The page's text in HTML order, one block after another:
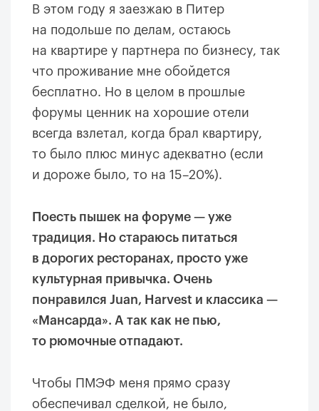
В этом году я заезжаю в Питер
на подольше по делам, остаюсь
на квартире у партнера по бизнесу, так
что проживание мне обойдется
бесплатно. Но в целом в прошлые
форумы ценник на хорошие отели
всегда взлетал, когда брал квартиру,
то было плюс минус адекватно (если
и дороже было, то на 15–20%).
Поесть пышек на форуме — уже
традиция. Но стараюсь питаться
в дорогих ресторанах, просто уже
культурная привычка. Очень
понравился Juan, Harvest и классика —
«Мансарда». А так как не пью,
то рюмочные отпадают.
Чтобы ПМЭФ меня прямо сразу
обеспечивал сделкой, не было,